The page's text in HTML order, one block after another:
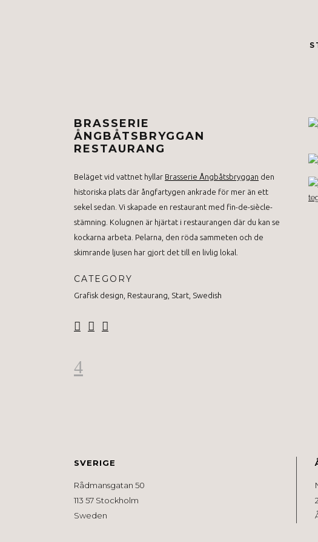
BRASSERIE
ÅNGBÅTSBRYGGAN
RESTAURANG
Beläget vid vattnet hyllar Brasserie Ångbåtsbryggan den
historiska plats där ångfartygen ankrade för mer än ett
sekel sedan. Vi skapade en restaurant med fin-de-siècle-
stämning. Kolugnen är hjärtat i restaurangen där du kan se
kockarna arbeta. Pelarna, den röda sammeten och de
skimrande ljusen har gjort det till en livlig lokal.
CATEGORY
Grafisk design, Restaurang, Start, Swedish
SVERIGE
Rådmansgatan 50
113 57 Stockholm
Sweden